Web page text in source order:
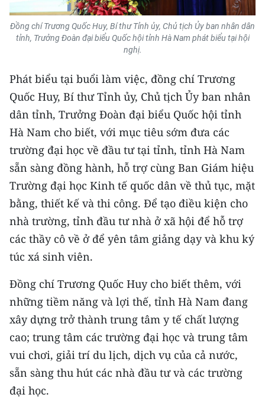
Duyên hải Nam Trung Bộ và Tây
Nguyên
Đồng bằng sông Cửu Long
Chuyên trang Hà Nội
Chuyên trang TP. Hồ Chí Minh
CHUYÊN ĐỀ
CÁC CHUYÊN TRANG
VỀ BÁO NHÂN DÂN
THỜI NAY
NHÂN DÂN CUỐI TUẦN
NHÂN DÂN HẰNG THÁNG
MUA BÁO
ĐỌC BÁO IN
Đồng chí Trương Quốc Huy, Bí thư Tỉnh ủy, Chủ tịch Ủy ban nhân dân
tỉnh, Trưởng Đoàn đại biểu Quốc hội tỉnh Hà Nam phát biểu tại hội
nghị.
Phát biểu tại buổi làm việc, đồng chí Trương
Quốc Huy, Bí thư Tỉnh ủy, Chủ tịch Ủy ban nhân
dân tỉnh, Trưởng Đoàn đại biểu Quốc hội tỉnh
Hà Nam cho biết, với mục tiêu sớm đưa các
trường đại học về đầu tư tại tỉnh, tỉnh Hà Nam
sẵn sàng đồng hành, hỗ trợ cùng Ban Giám hiệu
Trường đại học Kinh tế quốc dân về thủ tục, mặt
bằng, thiết kế và thi công. Để tạo điều kiện cho
nhà trường, tỉnh đầu tư nhà ở xã hội để hỗ trợ
các thầy cô về ở để yên tâm giảng dạy và khu ký
túc xá sinh viên.
Đồng chí Trương Quốc Huy cho biết thêm, với
những tiềm năng và lợi thế, tỉnh Hà Nam đang
xây dựng trở thành trung tâm y tế chất lượng
cao; trung tâm các trường đại học và trung tâm
vui chơi, giải trí du lịch, dịch vụ của cả nước,
sẵn sàng thu hút các nhà đầu tư và các trường
đại học.